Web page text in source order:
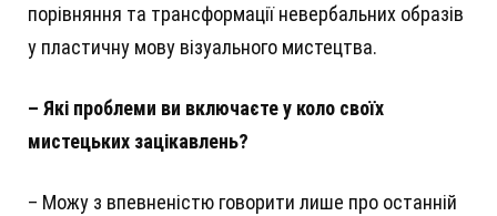
порівняння та трансформації невербальних образів
у пластичну мову візуального мистецтва.
– Які проблеми ви включаєте у коло своїх
мистецьких зацікавлень?
– Можу з впевненістю говорити лише про останній